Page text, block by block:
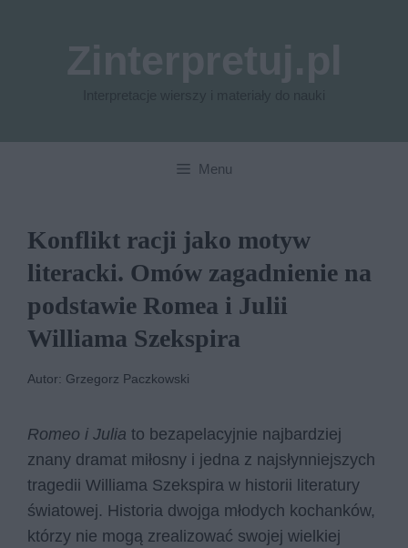
Menu
Konflikt racji jako motyw
literacki. Omów zagadnienie na
podstawie Romea i Julii
Williama Szekspira
Autor: Grzegorz Paczkowski
Romeo i Julia to bezapelacyjnie najbardziej
znany dramat miłosny i jedna z najsłynniejszych
tragedii Williama Szekspira w historii literatury
światowej. Historia dwojga młodych kochanków,
którzy nie mogą zrealizować swojej wielkiej